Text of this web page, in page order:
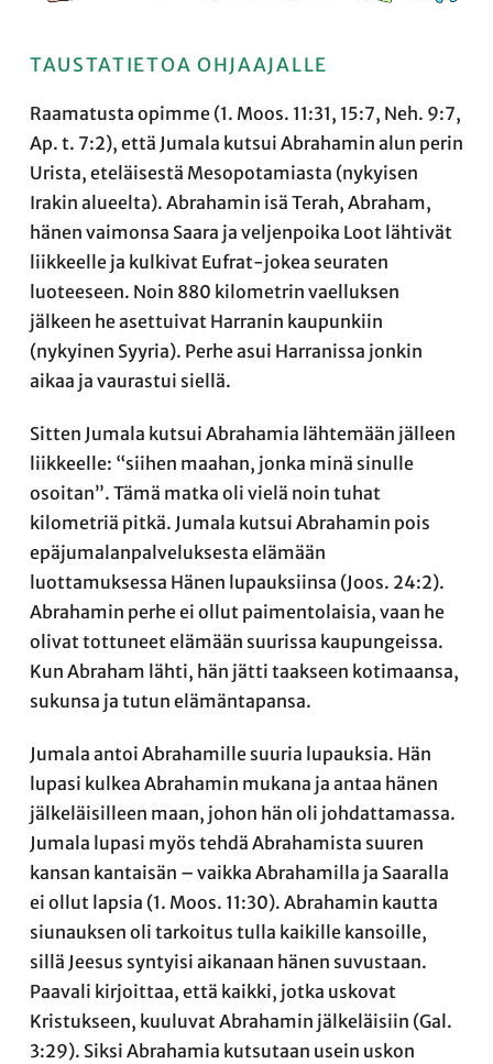
TAUSTATIETOA OHJAAJALLE
Raamatusta opimme (1. Moos. 11:31, 15:7, Neh. 9:7,
Ap. t. 7:2), että Jumala kutsui Abrahamin alun perin
Urista, eteläisestä Mesopotamiasta (nykyisen
Irakin alueelta). Abrahamin isä Terah, Abraham,
hänen vaimonsa Saara ja veljenpoika Loot lähtivät
liikkeelle ja kulkivat Eufrat-jokea seuraten
luoteeseen. Noin 880 kilometrin vaelluksen
jälkeen he asettuivat Harranin kaupunkiin
(nykyinen Syyria). Perhe asui Harranissa jonkin
aikaa ja vaurastui siellä.
Sitten Jumala kutsui Abrahamia lähtemään jälleen
liikkeelle: “siihen maahan, jonka minä sinulle
osoitan”. Tämä matka oli vielä noin tuhat
kilometriä pitkä. Jumala kutsui Abrahamin pois
epäjumalanpalveluksesta elämään
luottamuksessa Hänen lupauksiinsa (Joos. 24:2).
Abrahamin perhe ei ollut paimentolaisia, vaan he
olivat tottuneet elämään suurissa kaupungeissa.
Kun Abraham lähti, hän jätti taakseen kotimaansa,
sukunsa ja tutun elämäntapansa.
Jumala antoi Abrahamille suuria lupauksia. Hän
lupasi kulkea Abrahamin mukana ja antaa hänen
jälkeläisilleen maan, johon hän oli johdattamassa.
Jumala lupasi myös tehdä Abrahamista suuren
kansan kantaisän – vaikka Abrahamilla ja Saaralla
ei ollut lapsia (1. Moos. 11:30). Abrahamin kautta
siunauksen oli tarkoitus tulla kaikille kansoille,
sillä Jeesus syntyisi aikanaan hänen suvustaan.
Paavali kirjoittaa, että kaikki, jotka uskovat
Kristukseen, kuuluvat Abrahamin jälkeläisiin (Gal.
3:29). Siksi Abrahamia kutsutaan usein uskon